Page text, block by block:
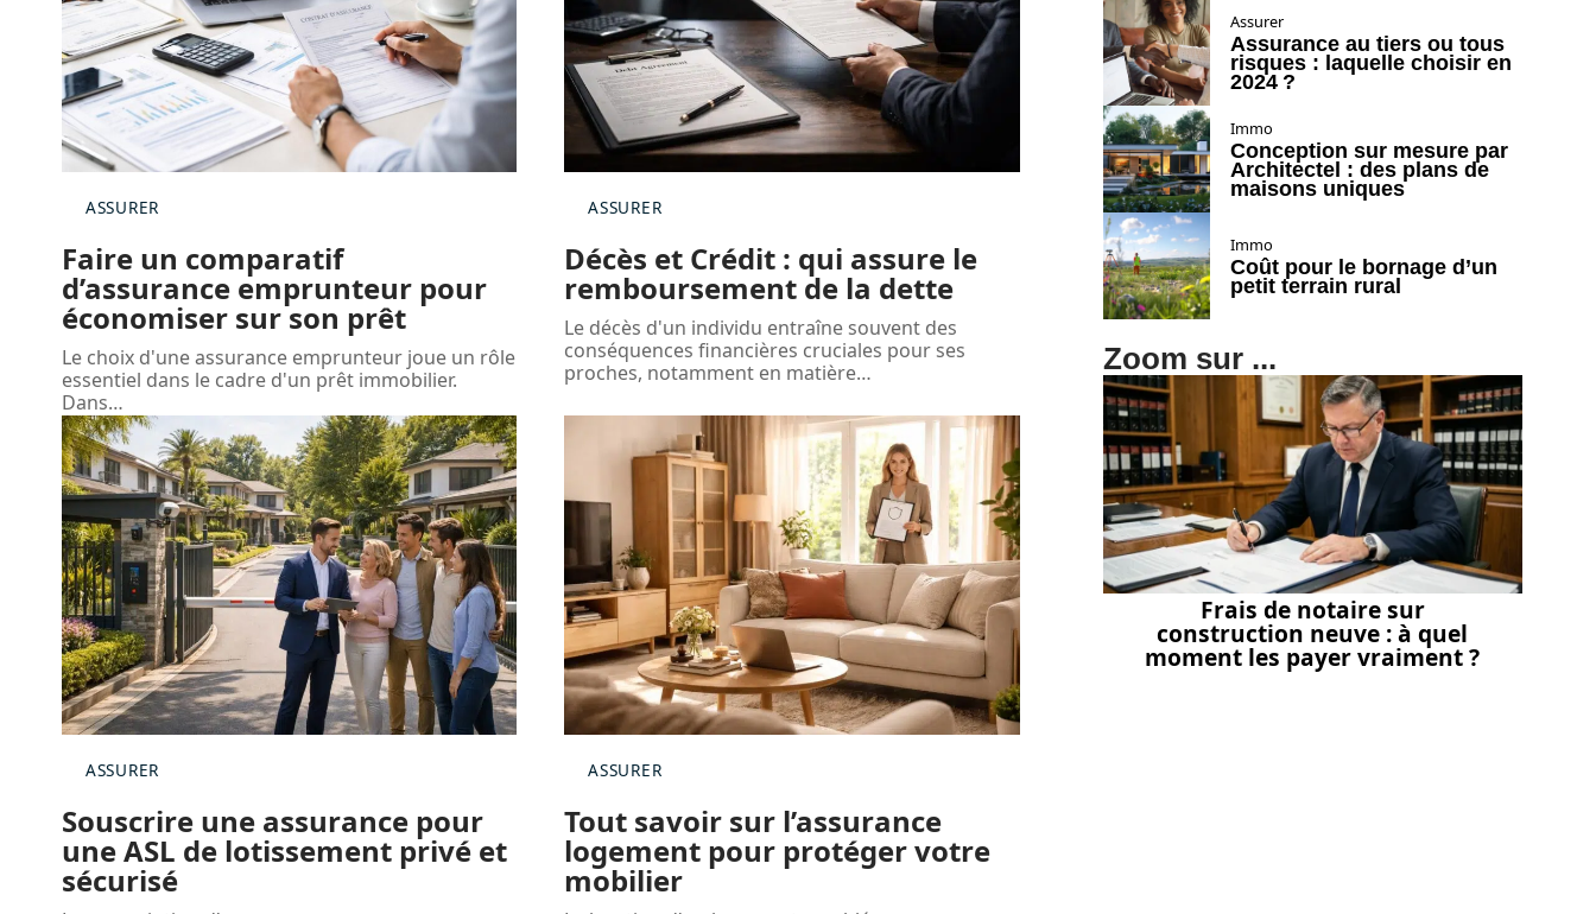
ASSURER
Faire un comparatif
d’assurance emprunteur pour
économiser sur son prêt
Le choix d'une assurance emprunteur joue un rôle
essentiel dans le cadre d'un prêt immobilier.
Dans…
ASSURER
Décès et Crédit : qui assure le
remboursement de la dette
Le décès d'un individu entraîne souvent des
conséquences financières cruciales pour ses
proches, notamment en matière…
ASSURER
Souscrire une assurance pour
une ASL de lotissement privé et
sécurisé
ASSURER
Tout savoir sur l’assurance
logement pour protéger votre
mobilier
Assurer
Assurance au tiers ou tous
risques : laquelle choisir en
2024 ?
Immo
Conception sur mesure par
Architectel : des plans de
maisons uniques
Immo
Coût pour le bornage d’un
petit terrain rural
Zoom sur ...
Frais de notaire sur
construction neuve : à quel
moment les payer vraiment ?